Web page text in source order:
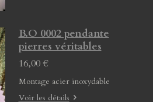
B.O 0002 pendante
pierres véritables
16,00 €
Montage acier inoxydable
Voir les détails